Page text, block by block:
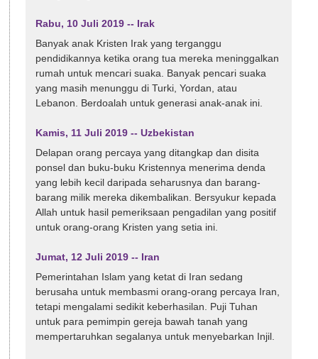
Rabu, 10 Juli 2019 -- Irak
Banyak anak Kristen Irak yang terganggu
pendidikannya ketika orang tua mereka meninggalkan
rumah untuk mencari suaka. Banyak pencari suaka
yang masih menunggu di Turki, Yordan, atau
Lebanon. Berdoalah untuk generasi anak-anak ini.
Kamis, 11 Juli 2019 -- Uzbekistan
Delapan orang percaya yang ditangkap dan disita
ponsel dan buku-buku Kristennya menerima denda
yang lebih kecil daripada seharusnya dan barang-
barang milik mereka dikembalikan. Bersyukur kepada
Allah untuk hasil pemeriksaan pengadilan yang positif
untuk orang-orang Kristen yang setia ini.
Jumat, 12 Juli 2019 -- Iran
Pemerintahan Islam yang ketat di Iran sedang
berusaha untuk membasmi orang-orang percaya Iran,
tetapi mengalami sedikit keberhasilan. Puji Tuhan
untuk para pemimpin gereja bawah tanah yang
mempertaruhkan segalanya untuk menyebarkan Injil.